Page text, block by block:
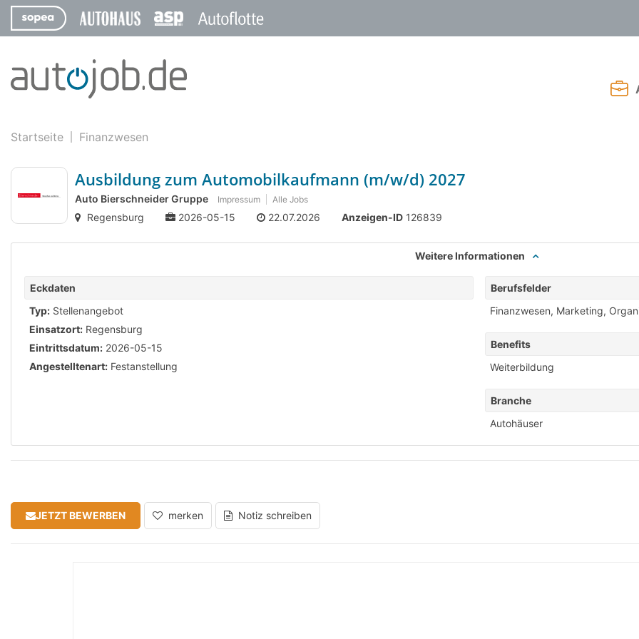
Startseite Finanzwesen
Ausbildung zum Automobilkaufmann (m/w/d) 2027
Auto Bierschneider Gruppe Impressum Alle Jobs
Regensburg 2026-05-15 22.07.2026 Anzeigen-ID 126839
Weitere Informationen
Eckdaten
Typ: Stellenangebot
Einsatzort: Regensburg
Eintrittsdatum: 2026-05-15
Angestelltenart: Festanstellung
Berufsfelder
Finanzwesen, Marketing,
Benefits
Weiterbildung
Branche
Autohäuser
JETZT BEWERBEN merken Notiz schreiben